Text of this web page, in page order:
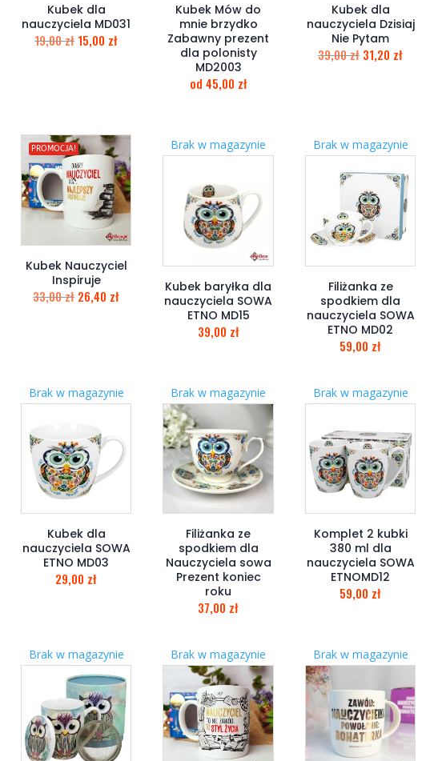
Kubek dla
nauczyciela MD031
19,00zł 15,00 zł
Kubek Mów do
mnie brzydko
Zabawny prezent
dla polonisty
MD2003
od 45,00 zł
Kubek dla
nauczyciela Dzisiaj
Nie Pytam
39,00zł 31,20 zł
PROMOCJA!
Kubek Nauczyciel
Inspiruje
33,00zł 26,40 zł
Brak w magazynie
Kubek baryłka dla
nauczyciela SOWA
ETNO MD15
39,00 zł
Brak w magazynie
Filiżanka ze
spodkiem dla
nauczyciela SOWA
ETNO MD02
59,00 zł
Brak w magazynie
Kubek dla
nauczyciela SOWA
ETNO MD03
29,00 zł
Brak w magazynie
Filiżanka ze
spodkiem dla
Nauczyciela sowa
Prezent koniec
roku
37,00 zł
Brak w magazynie
Komplet 2 kubki
380 ml dla
nauczyciela SOWA
ETNOMD12
59,00 zł
Brak w magazynie Brak w magazynie Brak w magazynie